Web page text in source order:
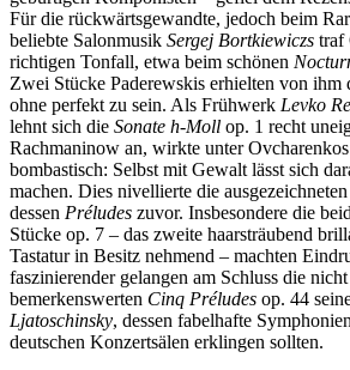
Für die rückwärtsgewandte, jedoch beim
beliebte Salonmusik Sergej Bortkiewiczs traf
richtigen Tonfall, etwa beim schönen
Zwei Stücke Paderewskis erhielten von ihm
ohne perfekt zu sein. Als Frühwerk Levko
lehnt sich die Sonate h-Moll op. 1 recht
Rachmaninow an, wirkte unter
bombastisch: Selbst mit Gewalt lässt sich
machen. Dies nivellierte die
dessen Préludes zuvor. Insbesondere die
Stücke op. 7 – das zweite haarsträubend
Tastatur in Besitz nehmend – machten
faszinierender gelangen am Schluss die
bemerkenswerten Cinq Préludes op. 44
Ljatoschinsky, dessen fabelhafte
deutschen Konzertsälen erklingen sollten.